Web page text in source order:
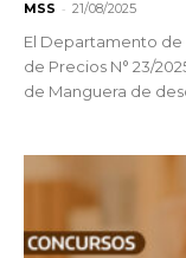
MSS - 21/08/2025
El Departamento de
de Precios N° 23/
de Manguera de